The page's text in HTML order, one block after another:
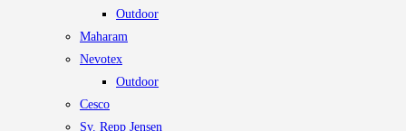
Outdoor
Maharam
Nevotex
Outdoor
Cesco
Sv. Repp Jensen